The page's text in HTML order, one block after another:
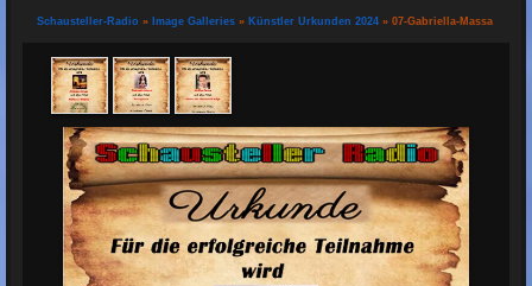
Schausteller-Radio » Image Galleries » Künstler Urkunden 2024 » 07-Gabriella-Massa